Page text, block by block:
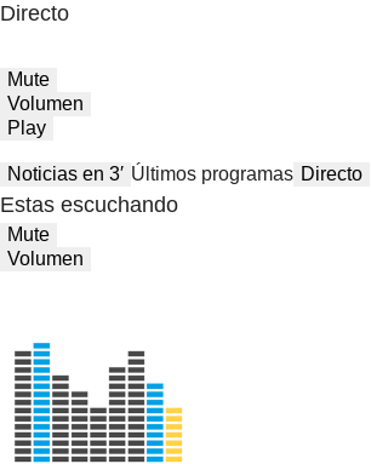
Directo
Mute
Volumen
Play
Noticias en 3′ Últimos programas Directo
Estas escuchando
Mute
Volumen